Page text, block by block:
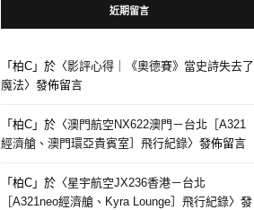
近期留言
「柏C 」於〈影評心得｜《奧德賽》當史詩失去了
魔法〉發佈留言
「柏C 」於〈澳門航空NX622澳門－台北［A321
經濟艙、澳門環亞貴賓室］飛行紀錄〉發佈留言
「柏C 」於〈星宇航空JX236香港－台北
［A321neo經濟艙、Kyra Lounge］飛行紀錄〉發